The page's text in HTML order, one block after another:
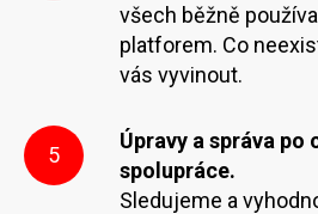
všech běžně
platforem. Co
vás vyvinout.
5
Úpravy a správa po
spolupráce.
Sledujeme a